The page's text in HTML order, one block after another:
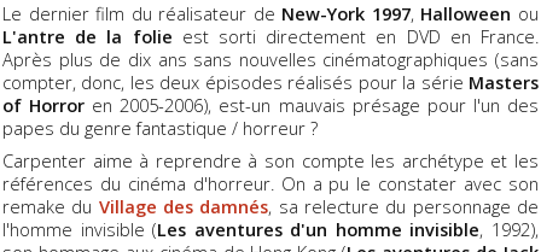
Le dernier film du réalisateur de New-York 1997, Halloween ou
L'antre de la folie est sorti directement en DVD en France.
Après plus de dix ans sans nouvelles cinématographiques (sans
compter, donc, les deux épisodes réalisés pour la série Masters
of Horror en 2005-2006), est-un mauvais présage pour l'un des
papes du genre fantastique / horreur ?
Carpenter aime à reprendre à son compte les archétype et les
références du cinéma d'horreur. On a pu le constater avec son
remake du Village des damnés, sa relecture du personnage de
l'homme invisible (Les aventures d'un homme invisible, 1992),